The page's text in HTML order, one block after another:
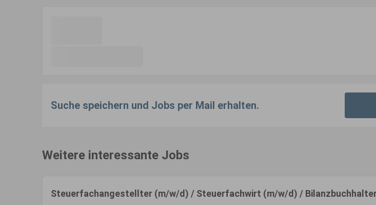
Suche speichern und Jobs per Mail erhalten.
Weitere interessante Jobs
Steuerfachangestellter (m/w/d) / Steuerfachwirt (m/w/d) /